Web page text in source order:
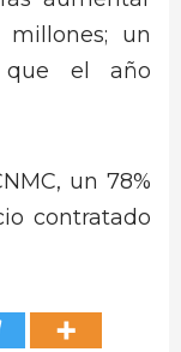
millones; un
que el año
un 78%
contratado